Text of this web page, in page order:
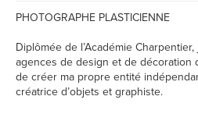
PHOTOGRAPHE PLASTICIENNE
​Diplômée de l’Académie
agences de design et de décoration
de créer ma propre entité
créatrice d’objets et graphiste.